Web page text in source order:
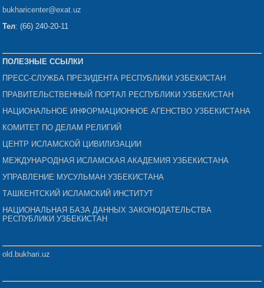
bukharicenter@exat.uz
Тел: (66) 240-20-11
ПОЛЕЗНЫЕ ССЫЛКИ
ПРЕСС-СЛУЖБА ПРЕЗИДЕНТА РЕСПУБЛИКИ УЗБЕКИСТАН
ПРАВИТЕЛЬСТВЕННЫЙ ПОРТАЛ РЕСПУБЛИКИ УЗБЕКИСТАН
НАЦИОНАЛЬНОЕ ИНФОРМАЦИОННОЕ АГЕНСТВО УЗБЕКИСТАНА
КОМИТЕТ ПО ДЕЛАМ РЕЛИГИЙ
ЦЕНТР ИСЛАМСКОЙ ЦИВИЛИЗАЦИИ
МЕЖДУНАРОДНАЯ ИСЛАМСКАЯ АКАДЕМИЯ УЗБЕКИСТАНА
УПРАВЛЕНИЕ МУСУЛЬМАН УЗБЕКИСТАНА
ТАШКЕНТСКИЙ ИСЛАМСКИЙ ИНСТИТУТ
НАЦИОНАЛЬНАЯ БАЗА ДАННЫХ ЗАКОНОДАТЕЛЬСТВА
РЕСПУБЛИКИ УЗБЕКИСТАН
old.bukhari.uz